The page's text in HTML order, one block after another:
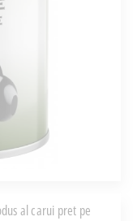
al carui pret pe